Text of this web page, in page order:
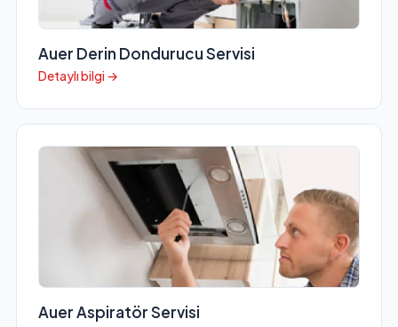
Auer Derin Dondurucu Servisi
Detaylı bilgi →
Auer Aspiratör Servisi